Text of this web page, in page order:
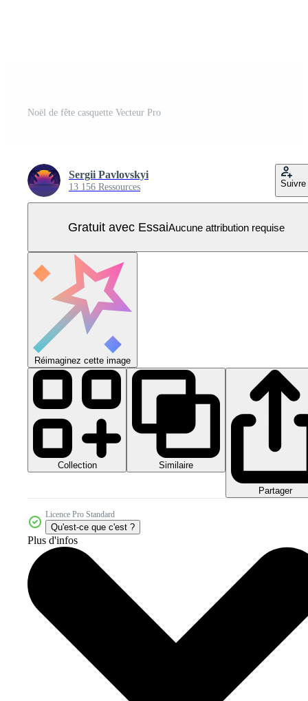
Noël de fête casquette Vecteur Pro
Sergii Pavlovskyi
13 156 Ressources Suivre
Gratuit avec EssaiAucune attribution requise
Réimaginez cette image
Collection Similaire
Partager
Licence Pro Standard
Qu'est-ce que c'est ?
Plus d'infos